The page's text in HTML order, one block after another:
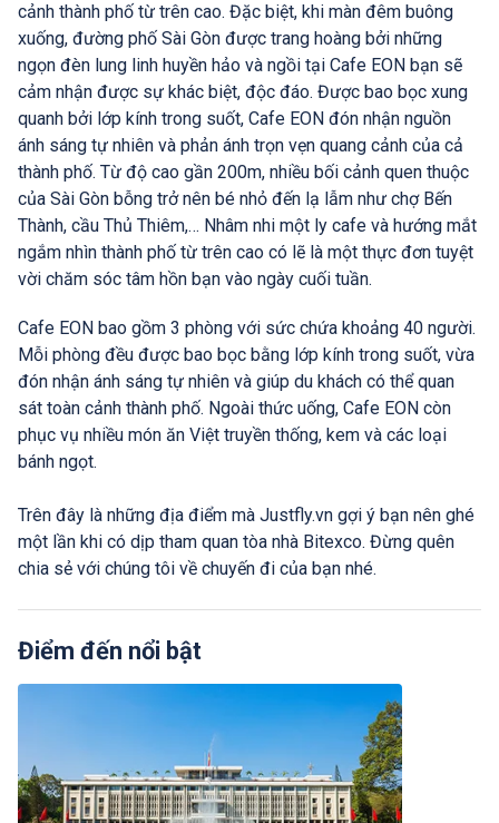
cảnh thành phố từ trên cao. Đặc biệt, khi màn đêm buông
xuống, đường phố Sài Gòn được trang hoàng bởi những
ngọn đèn lung linh huyền hảo và ngồi tại Cafe EON bạn sẽ
cảm nhận được sự khác biệt, độc đáo. Được bao bọc xung
quanh bởi lớp kính trong suốt, Cafe EON đón nhận nguồn
ánh sáng tự nhiên và phản ánh trọn vẹn quang cảnh của cả
thành phố. Từ độ cao gần 200m, nhiều bối cảnh quen thuộc
của Sài Gòn bỗng trở nên bé nhỏ đến lạ lẫm như chợ Bến
Thành, cầu Thủ Thiêm,… Nhâm nhi một ly cafe và hướng mắt
ngắm nhìn thành phố từ trên cao có lẽ là một thực đơn tuyệt
vời chăm sóc tâm hồn bạn vào ngày cuối tuần.
Cafe EON bao gồm 3 phòng với sức chứa khoảng 40 người.
Mỗi phòng đều được bao bọc bằng lớp kính trong suốt, vừa
đón nhận ánh sáng tự nhiên và giúp du khách có thể quan
sát toàn cảnh thành phố. Ngoài thức uống, Cafe EON còn
phục vụ nhiều món ăn Việt truyền thống, kem và các loại
bánh ngọt.
Trên đây là những địa điểm mà Justfly.vn gợi ý bạn nên ghé
một lần khi có dịp tham quan tòa nhà Bitexco. Đừng quên
chia sẻ với chúng tôi về chuyến đi của bạn nhé.
Điểm đến nổi bật